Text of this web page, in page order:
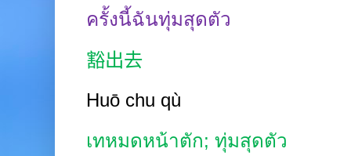
ครั้งนี้ฉันทุ่มสุดตัว
豁出去
Huō chu qù
เทหมดหน้าตัก; ทุ่มสุดตัว